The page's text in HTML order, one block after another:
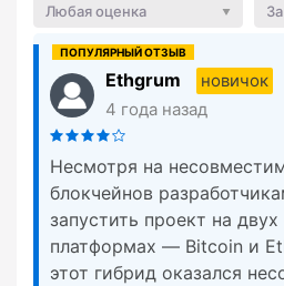
Любая оценка
Ethgrum
новичок
4 года назад
Несмотря на
блокчейнов
запустить проект на
платформах — Bitcoin и
этот гибрид оказался